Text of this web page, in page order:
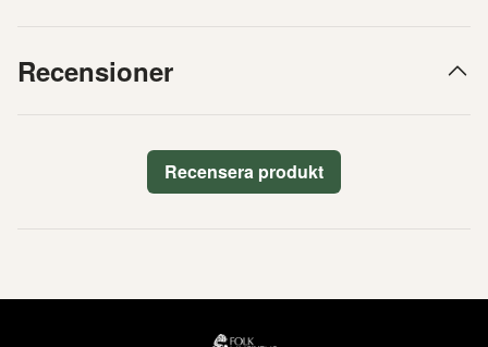
Recensioner
Recensera produkt